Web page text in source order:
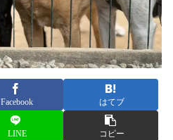
Facebook はてブ
LINE コピー